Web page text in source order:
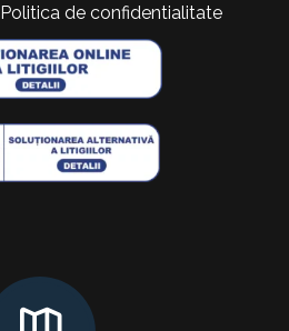
Politica de confidentialitate